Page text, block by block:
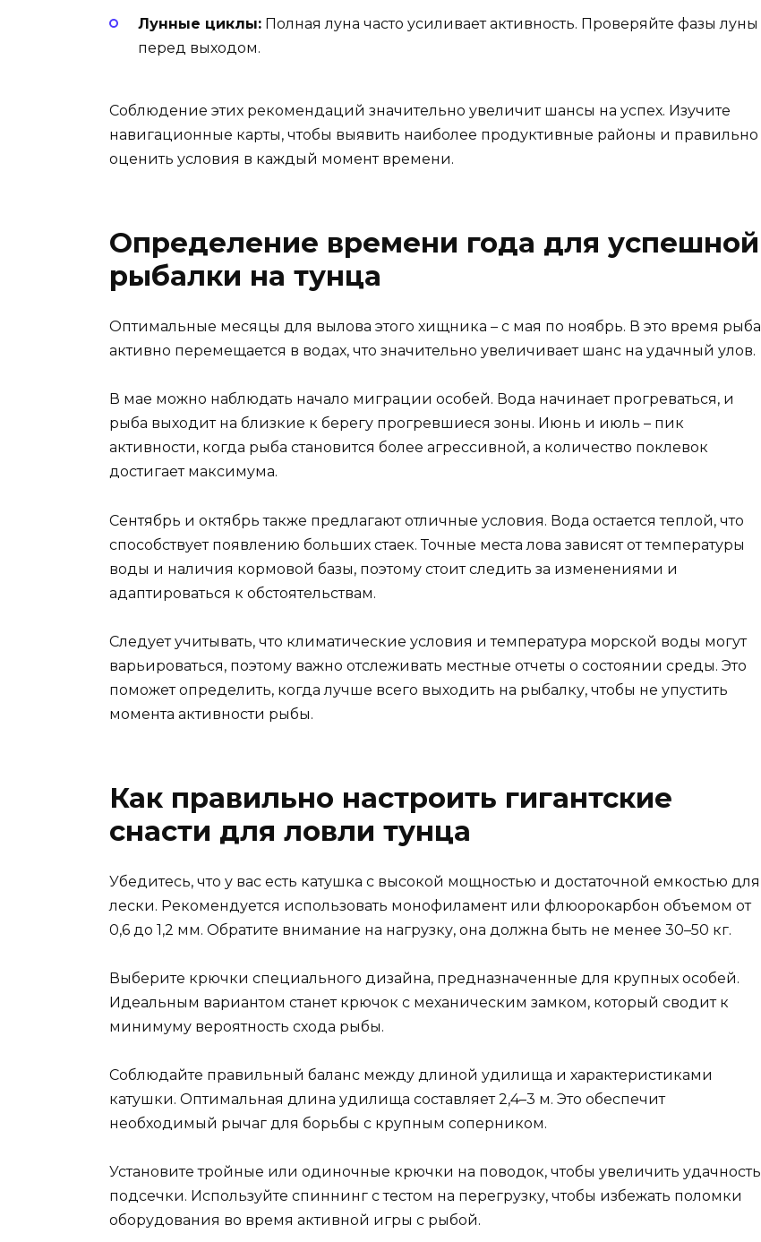
Лунные циклы: Полная луна часто усиливает активность. Проверяйте фазы луны
перед выходом.
Соблюдение этих рекомендаций значительно увеличит шансы на успех. Изучите
навигационные карты, чтобы выявить наиболее продуктивные районы и правильно
оценить условия в каждый момент времени.
Определение времени года для успешной
рыбалки на тунца
Оптимальные месяцы для вылова этого хищника – с мая по ноябрь. В это время рыба
активно перемещается в водах, что значительно увеличивает шанс на удачный улов.
В мае можно наблюдать начало миграции особей. Вода начинает прогреваться, и
рыба выходит на близкие к берегу прогревшиеся зоны. Июнь и июль – пик
активности, когда рыба становится более агрессивной, а количество поклевок
достигает максимума.
Сентябрь и октябрь также предлагают отличные условия. Вода остается теплой, что
способствует появлению больших стаек. Точные места лова зависят от температуры
воды и наличия кормовой базы, поэтому стоит следить за изменениями и
адаптироваться к обстоятельствам.
Следует учитывать, что климатические условия и температура морской воды могут
варьироваться, поэтому важно отслеживать местные отчеты о состоянии среды. Это
поможет определить, когда лучше всего выходить на рыбалку, чтобы не упустить
момента активности рыбы.
Как правильно настроить гигантские
снасти для ловли тунца
Убедитесь, что у вас есть катушка с высокой мощностью и достаточной емкостью для
лески. Рекомендуется использовать монофиламент или флюорокарбон объемом от
0,6 до 1,2 мм. Обратите внимание на нагрузку, она должна быть не менее 30–50 кг.
Выберите крючки специального дизайна, предназначенные для крупных особей.
Идеальным вариантом станет крючок с механическим замком, который сводит к
минимуму вероятность схода рыбы.
Соблюдайте правильный баланс между длиной удилища и характеристиками
катушки. Оптимальная длина удилища составляет 2,4–3 м. Это обеспечит
необходимый рычаг для борьбы с крупным соперником.
Установите тройные или одиночные крючки на поводок, чтобы увеличить удачность
подсечки. Используйте спиннинг с тестом на перегрузку, чтобы избежать поломки
оборудования во время активной игры с рыбой.